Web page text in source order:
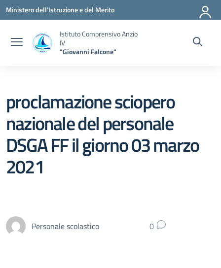
Vai ai contenuti
Vai al menu di navigazione
Vai al footer
Ministero dell'Istruzione e del Merito
Istituto Comprensivo Anzio
IV
"Giovanni Falcone"
proclamazione sciopero
nazionale del personale
DSGA FF il giorno 03 marzo
2021
Personale scolastico 0